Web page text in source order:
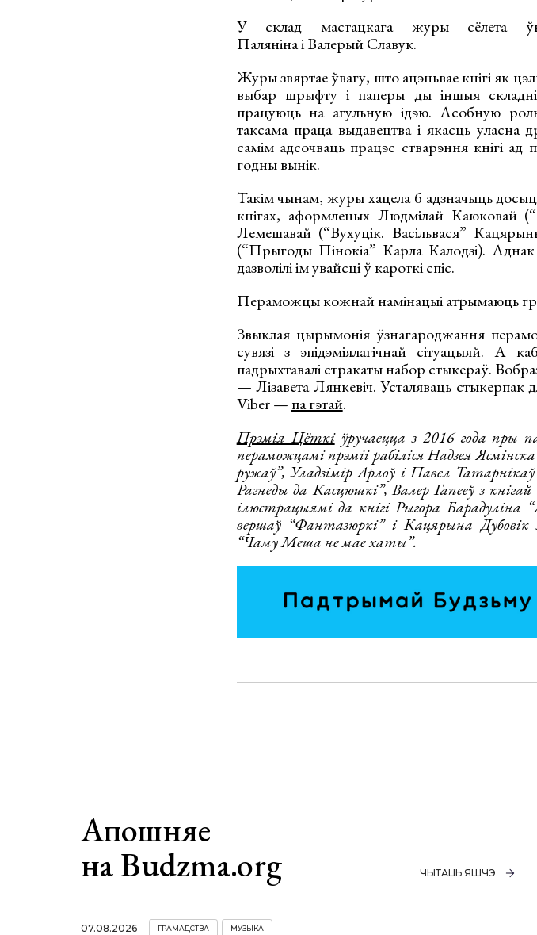
У склад мастацкага журы сёлета
Паляніна і Валерый Славук.
Журы звяртае ўвагу, што ацэньвае кнігі як
выбар шрыфту і паперы ды іншыя
працуюць на агульную ідэю. Асобную
таксама праца выдавецтва і якасць
самім адсочваць працэс стварэння кнігі
годны вынік.
Такім чынам, журы хацела б адзначыць
кнігах, аформленых Людмілай Каюковай
Лемешавай (“Вухуцік. Васільвася”
(“Прыгоды Пінокіа” Карла Калодзі).
дазволілі ім увайсці ў кароткі спіс.
Пераможцы кожнай намінацыі атрымаюць
Звыклая цырымонія ўзнагароджання
сувязі з эпідэміялагічнай сітуацыяй.
падрыхтавалі стракаты набор стыкераў.
— Лізавета Лянкевіч. Усталяваць
Viber — па гэтай.
Прэмія Цёткіўручаецца з 2016 года пры
пераможцамі прэміі рабіліся Надзея
ружаў”, Уладзімір Арлоў і Павел
Рагнеды да Касцюшкі”, Валер Гапееў з
ілюстрацыямі да кнігі Рыгора Барадуліна
вершаў “Фантазюркі” і Кацярына Дубовік
“Чаму Меша не мае хаты”.
Апошняе
на Budzma.org
ЧЫТАЦЬ ЯШЧЭ
07.08.2026 ГРАМАДСТВА МУЗЫКА